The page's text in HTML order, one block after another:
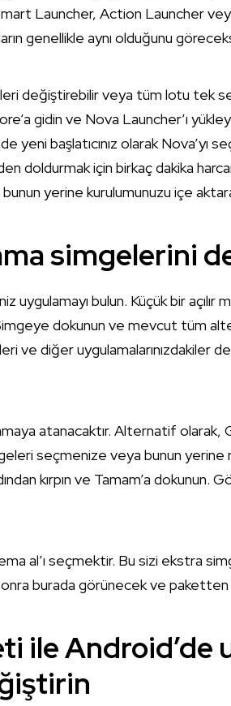
Launcher, Action Launcher
genellikle aynı olduğunu
değiştirebilir veya tüm lotu tek
gidin ve Nova Launcher’ı
başlatıcınız olarak Nova’yı
doldurmak için birkaç dakika
yerine kurulumunuzu içe
simgelerini
bulun. Küçük bir açılır
dokunun ve mevcut tüm
ve diğer uygulamalarınızdakiler
atanacaktır. Alternatif olarak,
seçmenize veya bunun yerine
kırpın ve Tamam’a dokunun.
al’ı seçmektir. Bu sizi ekstra
burada görünecek ve
ile Android’de